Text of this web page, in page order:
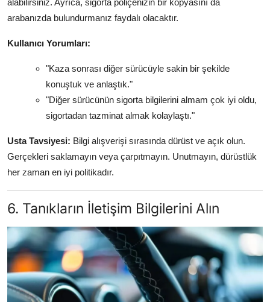
arabanızda bulundurmanız faydalı olacaktır.
Kullanıcı Yorumları:
"Kaza sonrası diğer sürücüyle sakin bir şekilde
konuştuk ve anlaştık."
"Diğer sürücünün sigorta bilgilerini almam çok iyi oldu,
sigortadan tazminat almak kolaylaştı."
Usta Tavsiyesi: Bilgi alışverişi sırasında dürüst ve açık olun.
Gerçekleri saklamayın veya çarpıtmayın. Unutmayın, dürüstlük
her zaman en iyi politikadır.
6. Tanıkların İletişim Bilgilerini Alın